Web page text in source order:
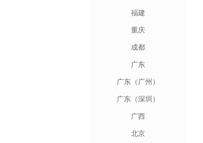
福建
重庆
成都
广东
广东（广州）
广东（深圳）
广西
北京